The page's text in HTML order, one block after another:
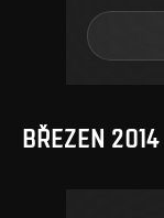
BŘEZEN 2014